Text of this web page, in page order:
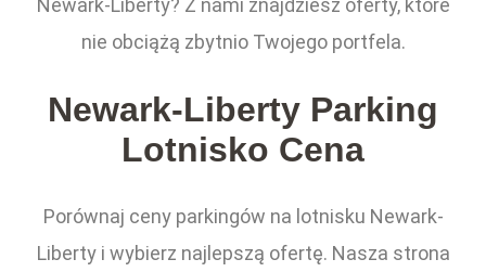
nie obciążą zbytnio Twojego portfela.
Newark-Liberty Parking
Lotnisko Cena
Porównaj ceny parkingów na lotnisku Newark-
Liberty i wybierz najlepszą ofertę. Nasza strona